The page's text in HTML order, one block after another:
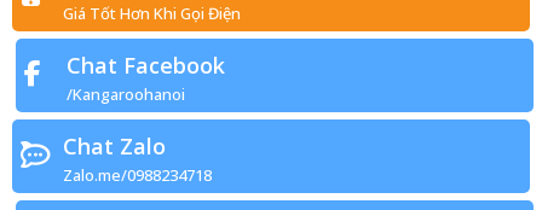
Giá Tốt Hơn Khi Gọi Điện
Chat Facebook
/Kangaroohanoi
Chat Zalo
Zalo.me/0988234718